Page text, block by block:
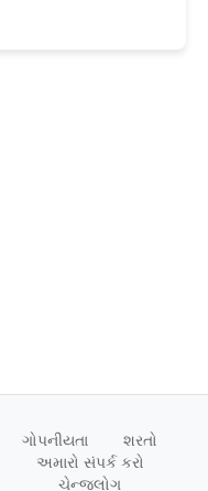
ગોપનીયતા
શરતો
અમારો સંપર્ક કરો
ચેન્જલોગ